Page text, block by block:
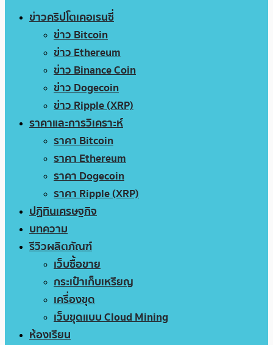
ข่าวคริปโตเคอเรนซี่
ข่าว Bitcoin
ข่าว Ethereum
ข่าว Binance Coin
ข่าว Dogecoin
ข่าว Ripple (XRP)
ราคาและการวิเคราะห์
ราคา Bitcoin
ราคา Ethereum
ราคา Dogecoin
ราคา Ripple (XRP)
ปฏิทินเศรษฐกิจ
บทความ
รีวิวผลิตภัณฑ์
เว็บซื้อขาย
กระเป๋าเก็บเหรียญ
เครื่องขุด
เว็บขุดแบบ Cloud Mining
ห้องเรียน